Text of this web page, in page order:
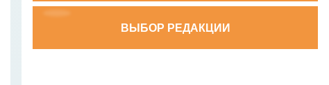
ВЫБОР РЕДАКЦИИ